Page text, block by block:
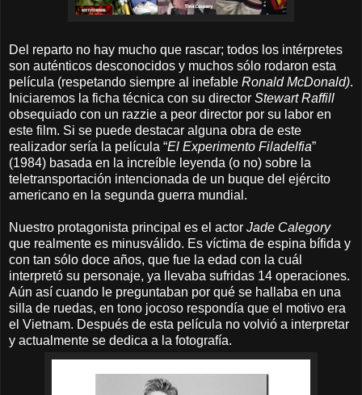
Del reparto no hay mucho que rascar; todos los intérpretes
son auténticos desconocidos y muchos sólo rodaron esta
película (respetando siempre al inefable Ronald McDonald).
Iniciaremos la ficha técnica con su director Stewart Raffill
obsequiado con un razzie a peor director por su labor en
este film. Si se puede destacar alguna obra de este
realizador sería la película “El Experimento Filadelfia”
(1984) basada en la increíble leyenda (o no) sobre la
teletransportación intencionada de un buque del ejército
americano en la segunda guerra mundial.
Nuestro protagonista principal es el actor Jade Calegory
que realmente es minusválido. Es víctima de espina bífida y
con tan sólo doce años, que fue la edad con la cuál
interpretó su personaje, ya llevaba sufridas 14 operaciones.
Aún así cuando le preguntaban por qué se hallaba en una
silla de ruedas, en tono jocoso respondía que el motivo era
el Vietnam. Después de esta película no volvió a interpretar
y actualmente se dedica a la fotografía.